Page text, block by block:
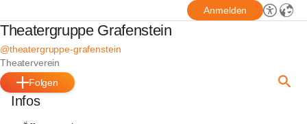
Anmelden
Theatergruppe Grafenstein
@theatergruppe-grafenstein
Theaterverein
Folgen
Infos